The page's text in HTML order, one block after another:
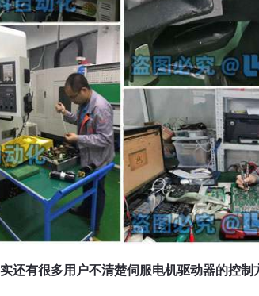
还有很多用户不清楚伺服电机驱动器的控